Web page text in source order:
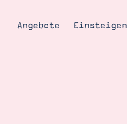
Angebote Einsteigen